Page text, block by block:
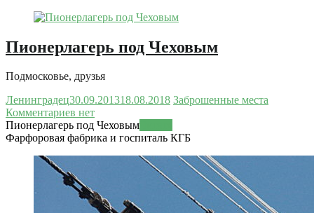
Пионерлагерь под Чеховым
Подмосковье, друзья
Ленинградец30.09.201318.08.2018 Заброшенные места
Комментариев нет
Пионерлагерь под Чеховым
Фарфоровая фабрика и госпиталь КГБ